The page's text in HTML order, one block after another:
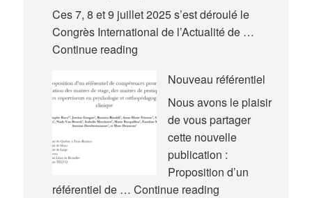
Ces 7, 8 et 9 juillet 2025 s’est déroulé le
Congrès International de l’Actualité de …
Continue readingNouvelles
–
Congrès
International
l’Actualité
la
Nouveau référentiel
Nous avons le plaisir
de vous partager
cette nouvelle
publication :
Proposition d’un
référentiel de … Continue readingNouveau